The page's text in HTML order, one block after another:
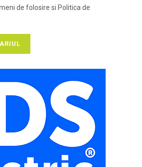
de folosire si Politica de